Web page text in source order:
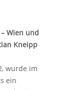
Wien und
Kneipp
wurde im
ein